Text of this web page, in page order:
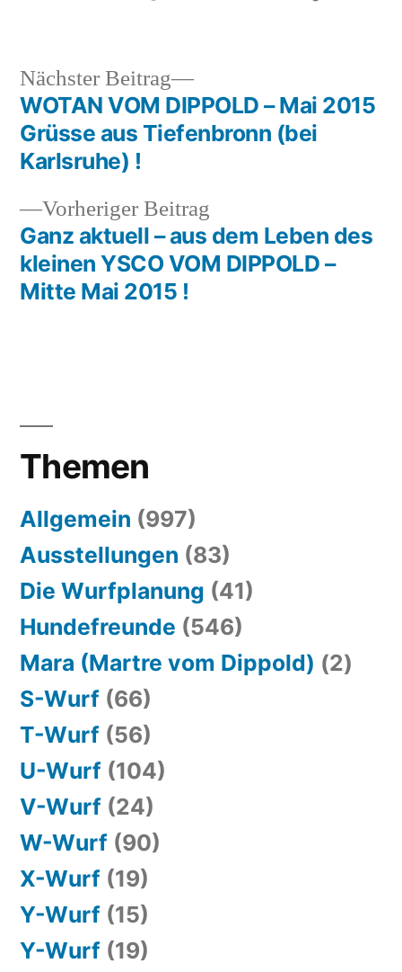
Beitragsnavigation
Vorheriger Beitrag
Beitrag:
Ganz aktuell – aus dem Leben des
kleinen YSCO VOM DIPPOLD –
Mitte Mai 2015 !
Nächster Beitrag
Nächster
Beitrag:
WOTAN VOM DIPPOLD – Mai 2015
Grüsse aus Tiefenbronn (bei
Karlsruhe) !
Themen
Allgemein (997)
Ausstellungen (83)
Die Wurfplanung (41)
Hundefreunde (546)
Mara (Martre vom Dippold) (2)
S-Wurf (66)
T-Wurf (56)
U-Wurf (104)
V-Wurf (24)
W-Wurf (90)
X-Wurf (19)
Y-Wurf (15)
Y-Wurf (19)